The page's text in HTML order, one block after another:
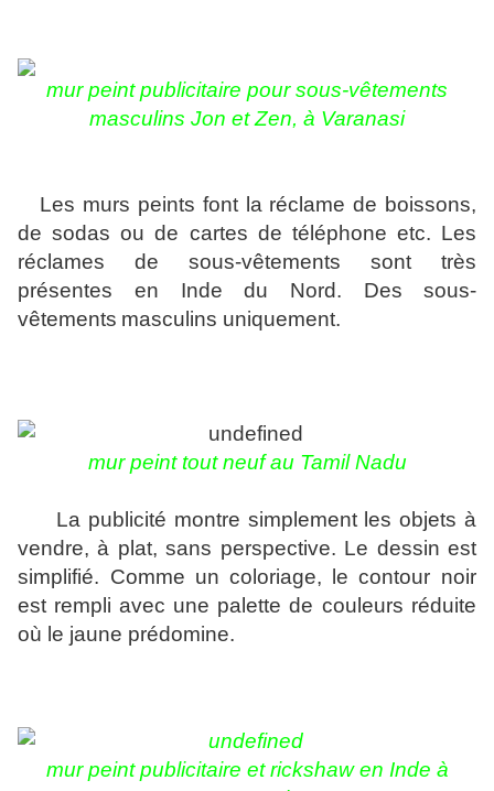
mur peint publicitaire pour sous-vêtements
masculins Jon et Zen, à Varanasi
Les murs peints font la réclame de boissons,
de sodas ou de cartes de téléphone etc. Les
réclames de sous-vêtements sont très
présentes en Inde du Nord. Des
sous-
vêtements masculins uniquement.
mur peint tout neuf au Tamil Nadu
La publicité montre simplement les objets à
vendre, à plat, sans perspective. Le dessin est
simplifié. Comme un coloriage,
le contour noir
est rempli avec une palette de couleurs réduite
où le jaune prédomine.
mur peint publicitaire et rickshaw en Inde à